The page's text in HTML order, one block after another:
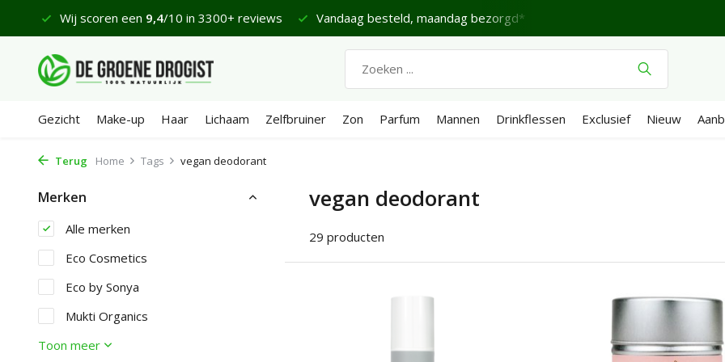
Wij scoren een 9,4/10 in 3300+ reviews Vandaag besteld, maandag bezorgd*
Gezicht Make-up Haar Lichaam Zelfbruiner Zon Parfum Mannen Drinkflessen Exclusief Nieuw
Terug Home Tags vegan deodorant
Merken
Alle merken
Eco Cosmetics
Eco by Sonya
Mukti Organics
Toon meer
vegan deodorant
29 producten